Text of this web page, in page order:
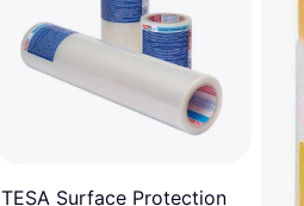
TESA Surface Protection